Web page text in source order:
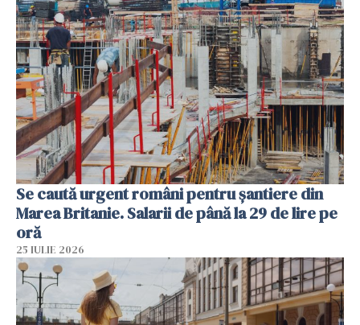
Se caută urgent români pentru șantiere din
Marea Britanie. Salarii de până la 29 de lire pe
oră
25 IULIE 2026